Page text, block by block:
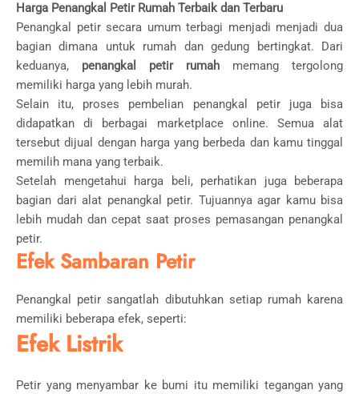
Harga Penangkal Petir Rumah Terbaik dan Terbaru
Penangkal petir secara umum terbagi menjadi menjadi dua
bagian dimana untuk rumah dan gedung bertingkat. Dari
keduanya, penangkal petir rumah memang tergolong
memiliki harga yang lebih murah.
Selain itu, proses pembelian penangkal petir juga bisa
didapatkan di berbagai marketplace online. Semua alat
tersebut dijual dengan harga yang berbeda dan kamu tinggal
memilih mana yang terbaik.
Setelah mengetahui harga beli, perhatikan juga beberapa
bagian dari alat penangkal petir. Tujuannya agar kamu bisa
lebih mudah dan cepat saat proses pemasangan penangkal
petir.
Efek Sambaran Petir
Penangkal petir sangatlah dibutuhkan setiap rumah karena
memiliki beberapa efek, seperti:
Efek Listrik
Petir yang menyambar ke bumi itu memiliki tegangan yang